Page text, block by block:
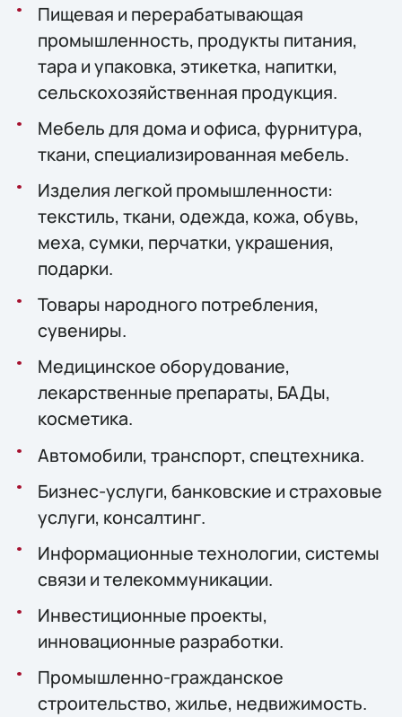
Пищевая и перерабатывающая
промышленность, продукты питания,
тара и упаковка, этикетка, напитки,
сельскохозяйственная продукция.
Мебель для дома и офиса, фурнитура,
ткани, специализированная мебель.
Изделия легкой промышленности:
текстиль, ткани, одежда, кожа, обувь,
меха, сумки, перчатки, украшения,
подарки.
Товары народного потребления,
сувениры.
Медицинское оборудование,
лекарственные препараты, БАДы,
косметика.
Автомобили, транспорт, спецтехника.
Бизнес-услуги, банковские и страховые
услуги, консалтинг.
Информационные технологии, системы
связи и телекоммуникации.
Инвестиционные проекты,
инновационные разработки.
Промышленно-гражданское
строительство, жилье, недвижимость.